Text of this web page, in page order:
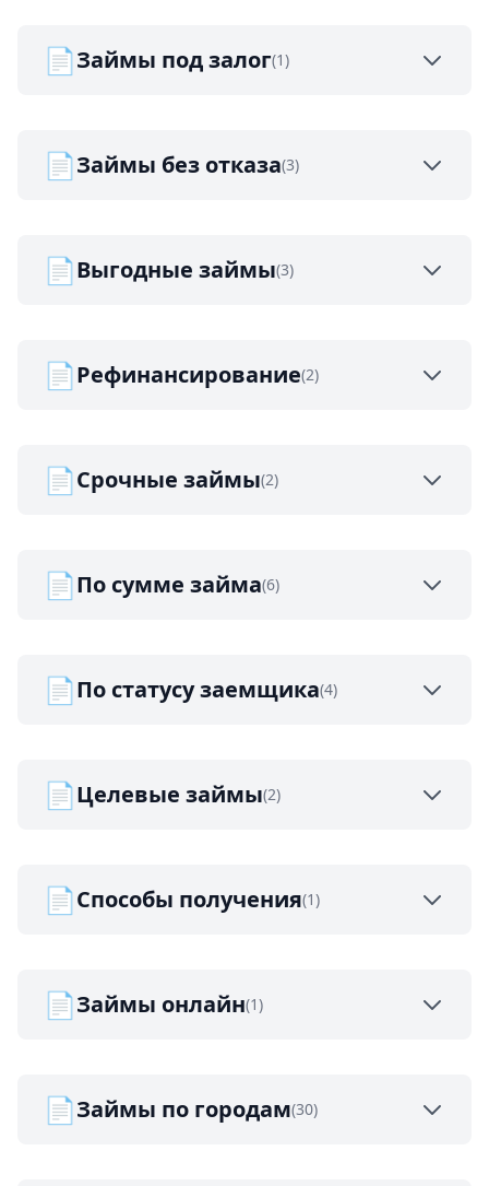
📄Займы под залог(1)
📄Займы без отказа(3)
📄Выгодные займы(3)
📄Рефинансирование(2)
📄Срочные займы(2)
📄По сумме займа(6)
📄По статусу заемщика(4)
📄Целевые займы(2)
📄Способы получения(1)
📄Займы онлайн(1)
📄Займы по городам(30)